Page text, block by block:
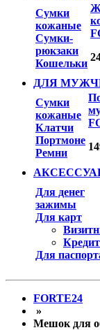
Сумки
кожаные
Сумки-
рюкзаки
Кошельки
ДЛЯ
Сумки
кожаные
Клатчи
Портмоне
Ремни
Для денег
зажимы
Для карт
Для
FORTE24
»
Мешок для